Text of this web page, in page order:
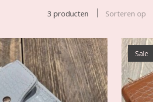
3 producten Sorteren op
Sale